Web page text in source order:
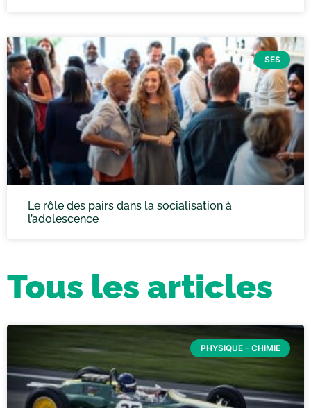
SES
Le rôle des pairs dans la socialisation à
l’adolescence
Tous les articles
PHYSIQUE - CHIMIE